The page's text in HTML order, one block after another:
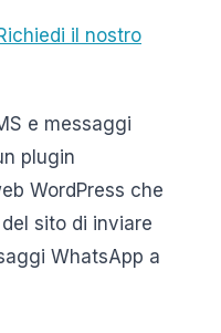
il nostro
e messaggi
plugin
WordPress che
sito di inviare
WhatsApp a